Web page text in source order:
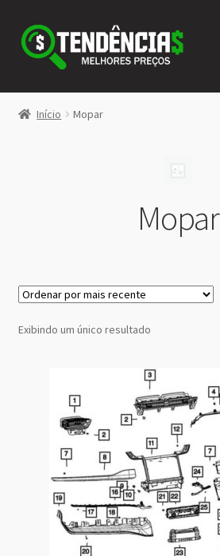
Pular
para
navegação
Pular
para
conteúdo
LOJA
Início Mopar
Mopar
Exibindo um único resultado